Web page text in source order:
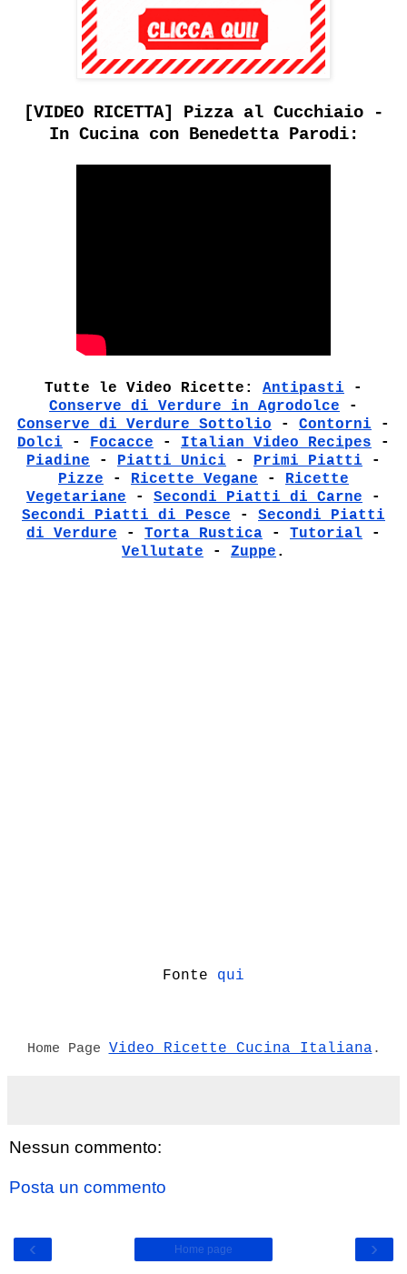
[VIDEO RICETTA] Pizza al Cucchiaio -
In Cucina con Benedetta Parodi:
Tutte le Video Ricette: Antipasti -
Conserve di Verdure in Agrodolce -
Conserve di Verdure Sottolio - Contorni -
Dolci - Focacce - Italian Video Recipes -
Piadine - Piatti Unici - Primi Piatti -
Pizze - Ricette Vegane - Ricette
Vegetariane - Secondi Piatti di Carne -
Secondi Piatti di Pesce - Secondi Piatti
di Verdure - Torta Rustica - Tutorial -
Vellutate - Zuppe .
Fonte qui
Home Page Video Ricette Cucina Italiana .
Nessun commento:
Posta un commento
‹ ›
Home page